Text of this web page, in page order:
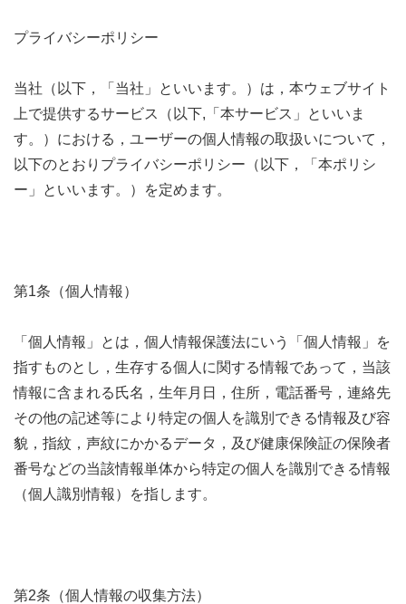
プライバシーポリシー
当社（以下，「当社」といいます。）は，本ウェブサイト
上で提供するサービス（以下,「本サービス」といいま
す。）における，ユーザーの個人情報の取扱いについて，
以下のとおりプライバシーポリシー（以下，「本ポリシ
ー」といいます。）を定めます。
第1条（個人情報）
「個人情報」とは，個人情報保護法にいう「個人情報」を
指すものとし，生存する個人に関する情報であって，当該
情報に含まれる氏名，生年月日，住所，電話番号，連絡先
その他の記述等により特定の個人を識別できる情報及び容
貌，指紋，声紋にかかるデータ，及び健康保険証の保険者
番号などの当該情報単体から特定の個人を識別できる情報
（個人識別情報）を指します。
第2条（個人情報の収集方法）